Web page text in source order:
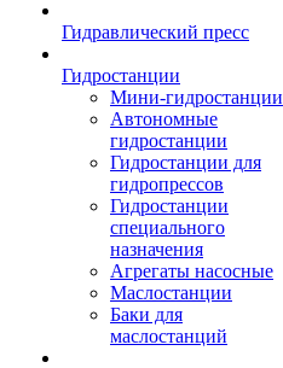
Гидравлический пресс
Гидростанции
Мини-гидростанции
Автономные
гидростанции
Гидростанции для
гидропрессов
Гидростанции
специального
назначения
Агрегаты насосные
Маслостанции
Баки для
маслостанций